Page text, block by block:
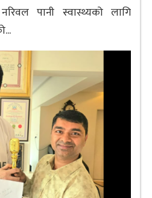
पानी स्वास्थ्यको लागि